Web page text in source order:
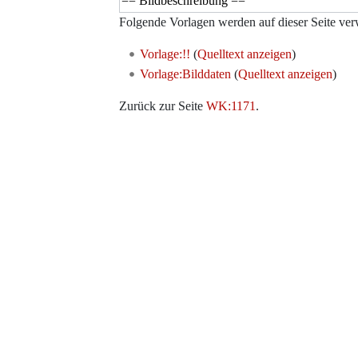
Folgende Vorlagen werden auf dieser Seite
Vorlage:!! (Quelltext anzeigen)
Vorlage:Bilddaten (Quelltext anzeigen)
Zurück zur Seite WK:1171 .